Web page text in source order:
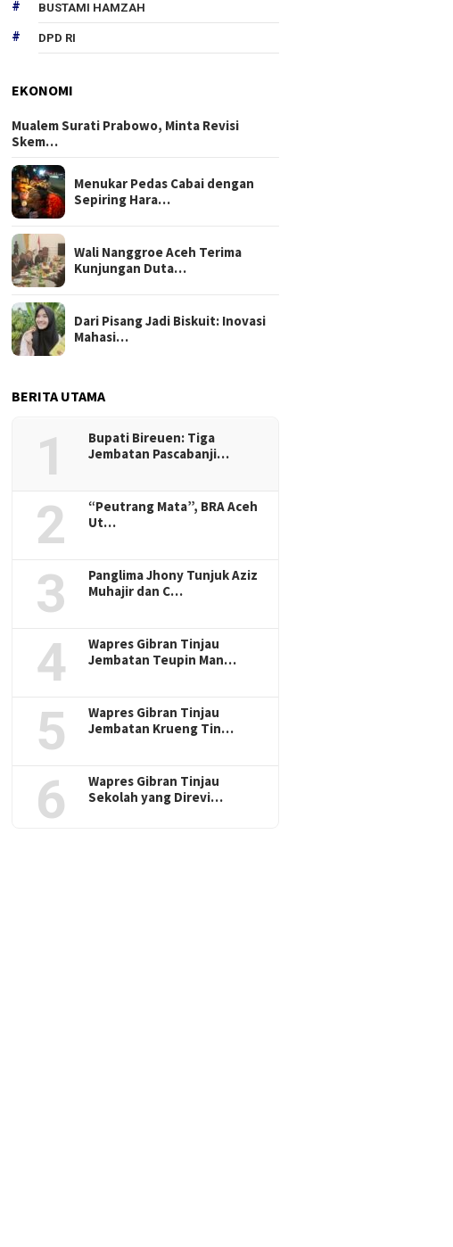
BUSTAMI HAMZAH
DPD RI
EKONOMI
Mualem Surati Prabowo, Minta Revisi
Skem…
Menukar Pedas Cabai dengan
Sepiring Hara…
Wali Nanggroe Aceh Terima
Kunjungan Duta…
Dari Pisang Jadi Biskuit: Inovasi
Mahasi…
BERITA UTAMA
1
Bupati Bireuen: Tiga
Jembatan Pascabanji…
2
“Peutrang Mata”, BRA Aceh
Ut…
3
Panglima Jhony Tunjuk Aziz
Muhajir dan C…
4
Wapres Gibran Tinjau
Jembatan Teupin Man…
5
Wapres Gibran Tinjau
Jembatan Krueng Tin…
6
Wapres Gibran Tinjau
Sekolah yang Direvi…